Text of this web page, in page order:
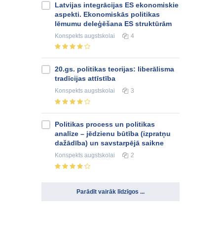
Latvijas integrācijas ES ekonomiskie
aspekti. Ekonomiskās politikas
lēmumu deleģēšana ES struktūrām
Konspekts augstskolai 4
20.gs. politikas teorijas: liberālisma
tradīcijas attīstība
Konspekts augstskolai 3
Politikas process un politikas
analīze – jēdzienu būtība (izpratņu
dažādība) un savstarpējā saikne
Konspekts augstskolai 2
Parādīt vairāk līdzīgos ...